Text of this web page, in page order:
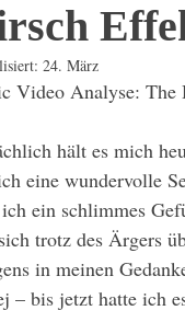
24. März
Video Analyse:
hält es mich
eine wundervolle
ein schlimmes
trotz des Ärgers
in meinen
– bis jetzt hatte ich